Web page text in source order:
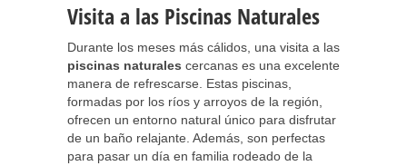
Visita a las Piscinas Naturales
Durante los meses más cálidos, una visita a las
piscinas naturales cercanas es una excelente
manera de refrescarse. Estas piscinas,
formadas por los ríos y arroyos de la región,
ofrecen un entorno natural único para disfrutar
de un baño relajante. Además, son perfectas
para pasar un día en familia rodeado de la